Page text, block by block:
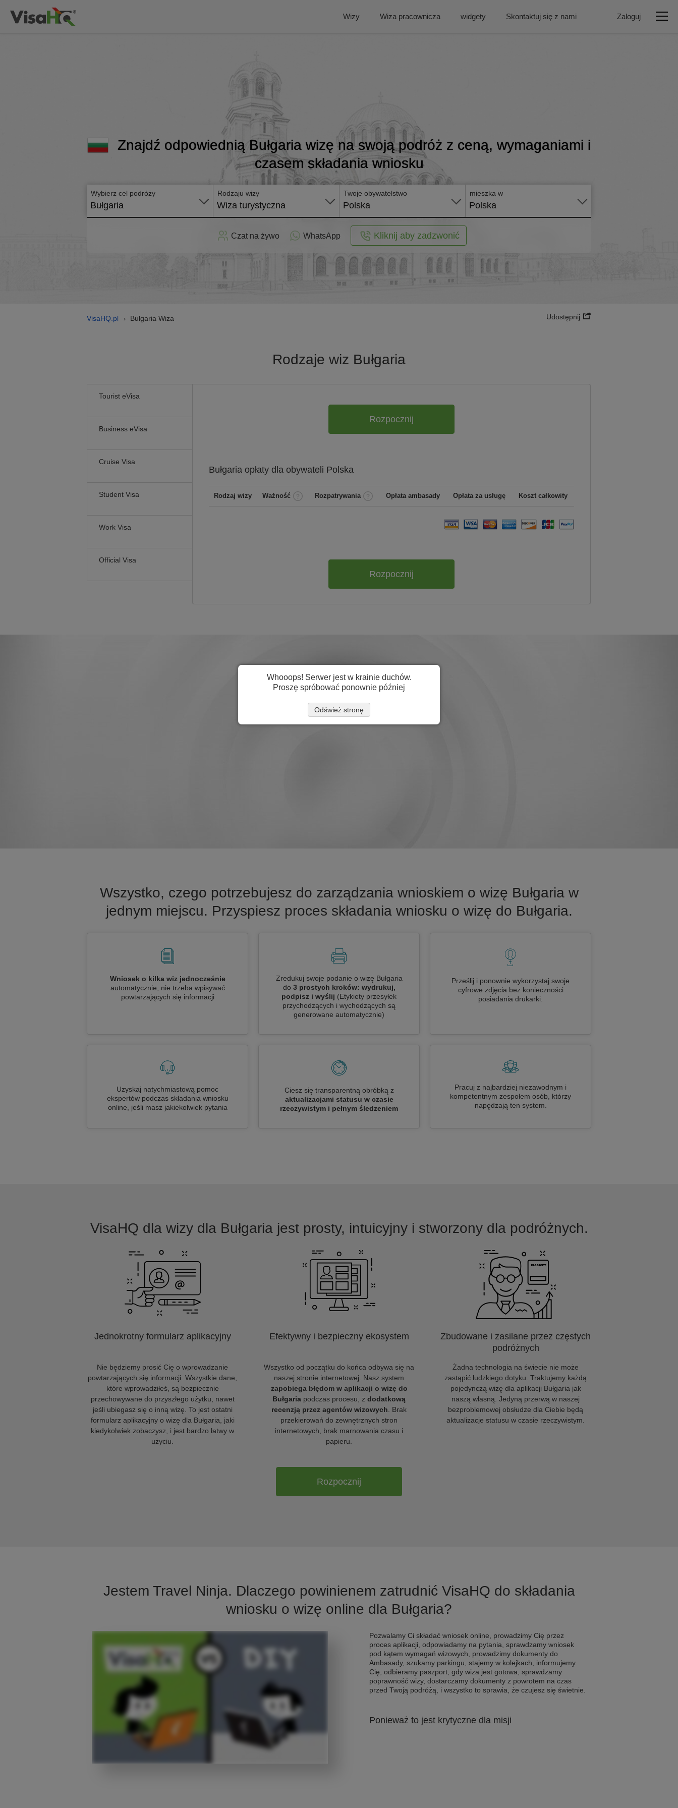
Wizy Wiza pracownicza widgety Skontaktuj się z nami Zaloguj
Znajdź odpowiednią Bułgaria wizę na swoją podróż z ceną, wymaganiami i
czasem składania wniosku
Wybierz cel podróży
Bułgaria
Rodzaju wizy
Wiza turystyczna
Twoje obywatelstwo
Polska
mieszka w
Polska
Złóż
Czat na żywo WhatsApp Kliknij aby zadzwonić
VisaHQ.pl › Bułgaria Wiza Udostępnij
Rodzaje wiz Bułgaria
Tourist eVisa
Business eVisa
Cruise Visa
Student Visa
Work Visa
Official Visa
Rozpocznij
Bułgaria opłaty dla obywateli Polska
Rodzaj wizy Ważność Rozpatrywania Opłata ambasady Opłata za usługę Koszt całkowity
Rozpocznij
Wszystko, czego potrzebujesz do zarządzania wnioskiem o wizę Bułgaria w
jednym miejscu. Przyspiesz proces składania wniosku o wizę do Bułgaria.
Wniosek o kilka wiz jednocześnie
automatycznie, nie trzeba wpisywać
powtarzających się informacji
Zredukuj swoje podanie o wizę Bułgaria
do 3 prostych kroków: wydrukuj,
podpisz i wyślij (Etykiety przesyłek
przychodzących i wychodzących są
generowane automatycznie)
Prześlij i ponownie wykorzystaj swoje
cyfrowe zdjęcia bez konieczności
posiadania drukarki.
Uzyskaj natychmiastową pomoc
ekspertów podczas składania wniosku
online, jeśli masz jakiekolwiek pytania
Ciesz się transparentną obróbką z
aktualizacjami statusu w czasie
rzeczywistym i pełnym śledzeniem
Pracuj z najbardziej niezawodnym i
kompetentnym zespołem osób, którzy
napędzają ten system.
VisaHQ dla wizy dla Bułgaria jest prosty, intuicyjny i stworzony dla podróżnych.
Jednokrotny formularz aplikacyjny
Nie będziemy prosić Cię o wprowadzanie
powtarzających się informacji. Wszystkie dane,
które wprowadziłeś, są bezpiecznie
przechowywane do przyszłego użytku, nawet
jeśli ubiegasz się o inną wizę. To jest ostatni
formularz aplikacyjny o wizę dla Bułgaria, jaki
kiedykolwiek zobaczysz, i jest bardzo łatwy w
użyciu.
Efektywny i bezpieczny ekosystem
Wszystko od początku do końca odbywa się na
naszej stronie internetowej. Nasz system
zapobiega błędom w aplikacji o wizę do
Bułgaria podczas procesu, z dodatkową
recenzją przez agentów wizowych . Brak
przekierowań do zewnętrznych stron
internetowych, brak marnowania czasu i
papieru.
Zbudowane i zasilane przez częstych
podróżnych
Żadna technologia na świecie nie może
zastąpić ludzkiego dotyku. Traktujemy każdą
pojedynczą wizę dla aplikacji Bułgaria jak
naszą własną. Jedyną przerwą w naszej
bezproblemowej obsłudze dla Ciebie będą
aktualizacje statusu w czasie rzeczywistym.
Rozpocznij
Jestem Travel Ninja. Dlaczego powinienem zatrudnić VisaHQ do składania
wniosku o wizę online dla Bułgaria?
Pozwalamy Ci składać wniosek online, prowadzimy Cię przez
proces aplikacji, odpowiadamy na pytania, sprawdzamy wniosek
pod kątem wymagań wizowych, prowadzimy dokumenty do
Ambasady, szukamy parkingu, stajemy w kolejkach, informujemy
Cię, odbieramy paszport, gdy wiza jest gotowa, sprawdzamy
poprawność wizy, dostarczamy dokumenty z powrotem na czas
przed Twoją podróżą, i wszystko to sprawia, że czujesz się świetnie.
Ponieważ to jest krytyczne dla misji
Whooops! Serwer jest w krainie duchów.
Proszę spróbować ponownie później
Odśwież stronę